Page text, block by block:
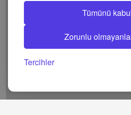
Tümünü
Zorunlu
Tercihler